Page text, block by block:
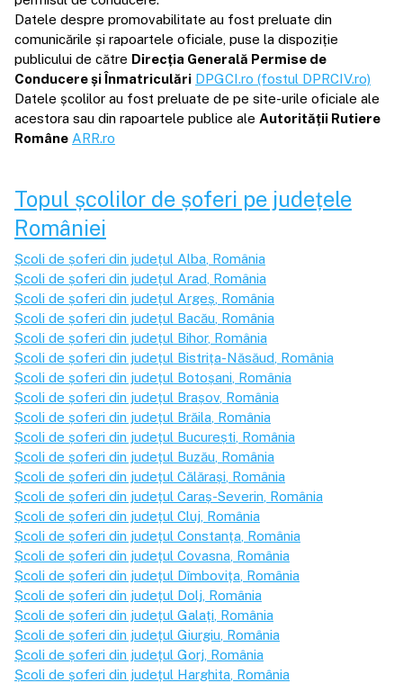
Datele despre promovabilitate au fost preluate din
comunicările și rapoartele oficiale, puse la dispoziție
publicului de către Direcția Generală Permise de
Conducere și Înmatriculări DPGCI.ro (fostul DPRCIV.ro)
Datele școlilor au fost preluate de pe site-urile oficiale ale
acestora sau din rapoartele publice ale Autorității Rutiere
Române ARR.ro
Topul școlilor de șoferi pe județele
României
Școli de șoferi din județul Alba , România
Școli de șoferi din județul Arad , România
Școli de șoferi din județul Argeș , România
Școli de șoferi din județul Bacău , România
Școli de șoferi din județul Bihor, România
Școli de șoferi din județul Bistrița-Năsăud , România
Școli de șoferi din județul Botoșani , România
Școli de șoferi din județul Brașov , România
Școli de șoferi din județul Brăila , România
Școli de șoferi din județul București , România
Școli de șoferi din județul Buzău , România
Școli de șoferi din județul Călărași , România
Școli de șoferi din județul Caraș-Severin , România
Școli de șoferi din județul Cluj , România
Școli de șoferi din județul Constanța , România
Școli de șoferi din județul Covasna , România
Școli de șoferi din județul Dîmbovița , România
Școli de șoferi din județul Dolj , România
Școli de șoferi din județul Galați , România
Școli de șoferi din județul Giurgiu , România
Școli de șoferi din județul Gorj , România
Școli de șoferi din județul Harghita , România